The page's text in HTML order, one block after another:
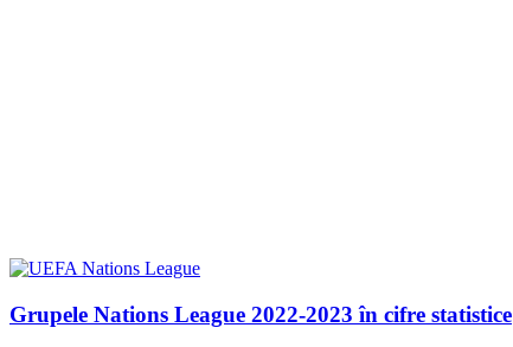
Grupele Nations League 2022-2023 în cifre statistice